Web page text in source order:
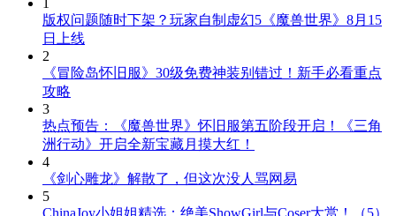
版权问题随时下架？玩家自制虚幻5《魔兽世界》8月15
日上线
2
《冒险岛怀旧服》30级免费神装别错过！新手必看重点
攻略
3
热点预告：《魔兽世界》怀旧服第五阶段开启！《三角
洲行动》开启全新宝藏月摸大红！
4
《剑心雕龙》解散了，但这次没人骂网易
5
ChinaJoy小姐姐精选：绝美ShowGirl与Coser大赏！（5）